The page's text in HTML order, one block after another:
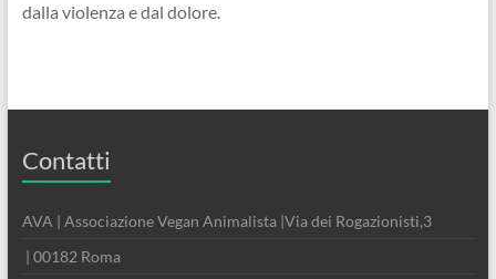
dalla violenza e dal dolore.
Contatti
AVA | Associazione Vegan Animalista |Via dei Rogazionisti,3
| 00182 Roma